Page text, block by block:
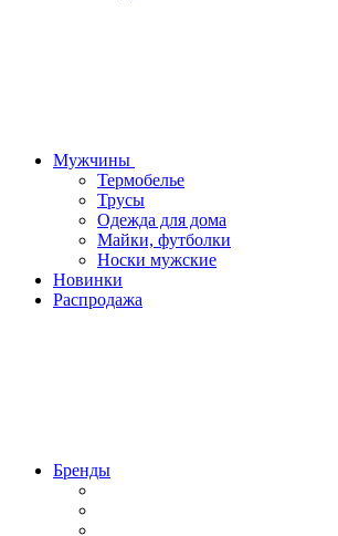
Мужчины
Термобелье
Трусы
Одежда для дома
Майки, футболки
Носки мужские
Новинки
Распродажа
Бренды